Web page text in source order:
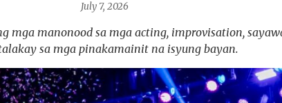
July 7, 2026
mga manonood sa mga acting, improvisation,
sa mga pinakamainit na isyung bayan.